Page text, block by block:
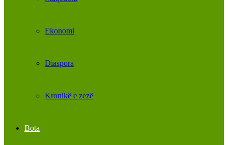
Ekonomi
Diaspora
Kronikë e zezë
Bota